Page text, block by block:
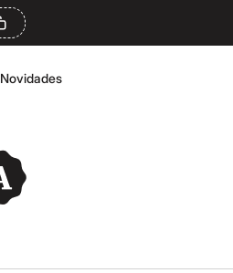
Novidades